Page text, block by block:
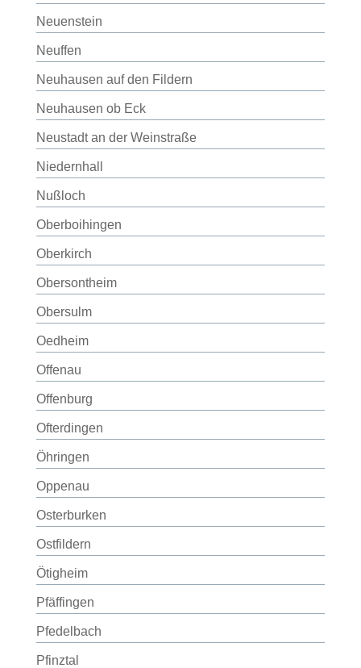
Neuenstein
Neuffen
Neuhausen auf den Fildern
Neuhausen ob Eck
Neustadt an der Weinstraße
Niedernhall
Nußloch
Oberboihingen
Oberkirch
Obersontheim
Obersulm
Oedheim
Offenau
Offenburg
Ofterdingen
Öhringen
Oppenau
Osterburken
Ostfildern
Ötigheim
Pfäffingen
Pfedelbach
Pfinztal